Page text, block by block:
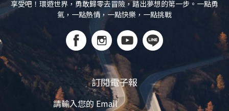
享受吧！環遊世界，勇敢歸零去冒險，踏出夢想的第一步。一點勇
氣，一點熱情，一點快樂，一點挑戰
訂閱電子報